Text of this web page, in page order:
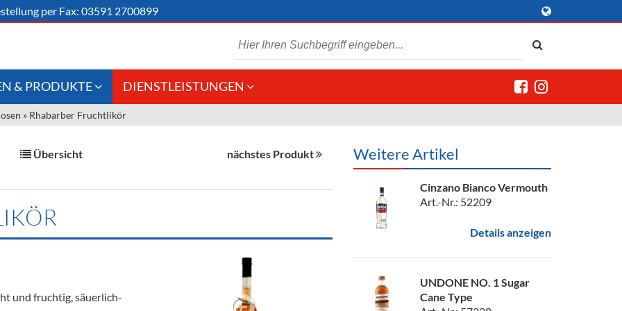
per Fax: 03591 2700899
Gastronomie
Großhandel
& PRODUKTE
Getränke
DIENSTLEISTUNGEN
Kommisionskauf &
» Rhabarber Fruchtlikör
Übersicht nächstes Produkt
und fruchtig, säuerlich-
Weitere Artikel
Cinzano Bianco Vermouth
Art.-Nr.: 52209
Details anzeigen
UNDONE NO. 1 Sugar
Cane Type